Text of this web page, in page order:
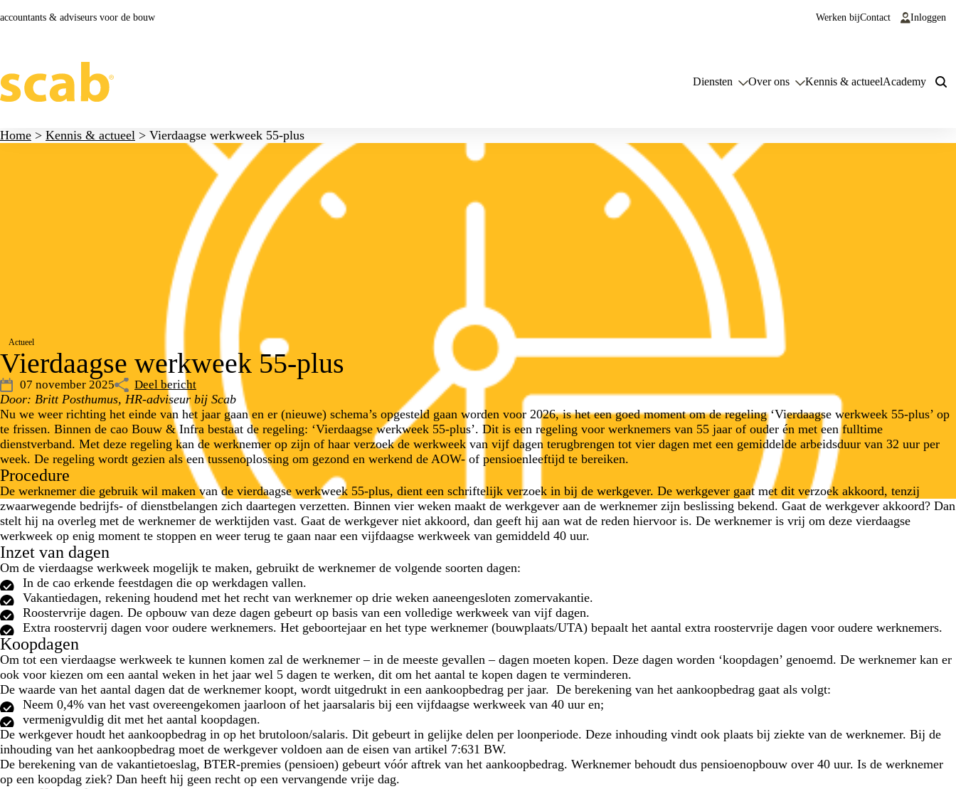
accountants & adviseurs voor de bouw Werken bijContact Inloggen
Diensten Over ons Kennis & actueelAcademy
Home > Kennis & actueel > Vierdaagse werkweek 55-plus
Actueel
Vierdaagse werkweek 55-plus
07 november 2025 Deel bericht
Door: Britt Posthumus, HR-adviseur bij Scab
Nu we weer richting het einde van het jaar gaan en er (nieuwe) schema’s opgesteld gaan worden voor 2026, is het een goed moment om de regeling ‘Vierdaagse werkweek 55-plus’ op
te frissen. Binnen de cao Bouw & Infra bestaat de regeling: ‘Vierdaagse werkweek 55-plus’. Dit is een regeling voor werknemers van 55 jaar of ouder én met een fulltime
dienstverband. Met deze regeling kan de werknemer op zijn of haar verzoek de werkweek van vijf dagen terugbrengen tot vier dagen met een gemiddelde arbeidsduur van 32 uur per
week. De regeling wordt gezien als een tussenoplossing om gezond en werkend de AOW- of pensioenleeftijd te bereiken.
Procedure
De werknemer die gebruik wil maken van de vierdaagse werkweek 55-plus, dient een schriftelijk verzoek in bij de werkgever. De werkgever gaat met dit verzoek akkoord, tenzij
zwaarwegende bedrijfs- of dienstbelangen zich daartegen verzetten. Binnen vier weken maakt de werkgever aan de werknemer zijn beslissing bekend. Gaat de werkgever akkoord? Dan
stelt hij na overleg met de werknemer de werktijden vast. Gaat de werkgever niet akkoord, dan geeft hij aan wat de reden hiervoor is. De werknemer is vrij om deze vierdaagse
werkweek op enig moment te stoppen en weer terug te gaan naar een vijfdaagse werkweek van gemiddeld 40 uur.
Inzet van dagen
Om de vierdaagse werkweek mogelijk te maken, gebruikt de werknemer de volgende soorten dagen:
In de cao erkende feestdagen die op werkdagen vallen.
Vakantiedagen, rekening houdend met het recht van werknemer op drie weken aaneengesloten zomervakantie.
Roostervrije dagen. De opbouw van deze dagen gebeurt op basis van een volledige werkweek van vijf dagen.
Extra roostervrij dagen voor oudere werknemers. Het geboortejaar en het type werknemer (bouwplaats/UTA) bepaalt het aantal extra roostervrije dagen voor oudere werknemers.
Koopdagen
Om tot een vierdaagse werkweek te kunnen komen zal de werknemer – in de meeste gevallen – dagen moeten kopen. Deze dagen worden ‘koopdagen’ genoemd. De werknemer kan er
ook voor kiezen om een aantal weken in het jaar wel 5 dagen te werken, dit om het aantal te kopen dagen te verminderen.
De waarde van het aantal dagen dat de werknemer koopt, wordt uitgedrukt in een aankoopbedrag per jaar. De berekening van het aankoopbedrag gaat als volgt:
Neem 0,4% van het vast overeengekomen jaarloon of het jaarsalaris bij een vijfdaagse werkweek van 40 uur en;
vermenigvuldig dit met het aantal koopdagen.
De werkgever houdt het aankoopbedrag in op het brutoloon/salaris. Dit gebeurt in gelijke delen per loonperiode. Deze inhouding vindt ook plaats bij ziekte van de werknemer. Bij de
inhouding van het aankoopbedrag moet de werkgever voldoen aan de eisen van artikel 7:631 BW.
De berekening van de vakantietoeslag, BTER-premies (pensioen) gebeurt vóór aftrek van het aankoopbedrag. Werknemer behoudt dus pensioenopbouw over 40 uur. Is de werknemer
op een koopdag ziek? Dan heeft hij geen recht op een vervangende vrije dag.